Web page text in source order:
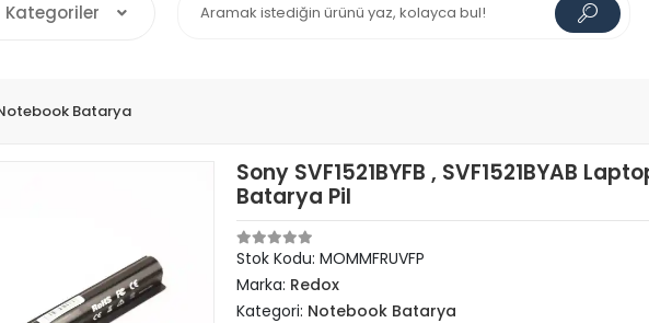
Kategoriler
Batarya
Sony SVF1521BYFB , SVF1521BYAB
Batarya Pil
Stok Kodu: MOMMFRUVFP
Marka: Redox
Kategori: Notebook Batarya